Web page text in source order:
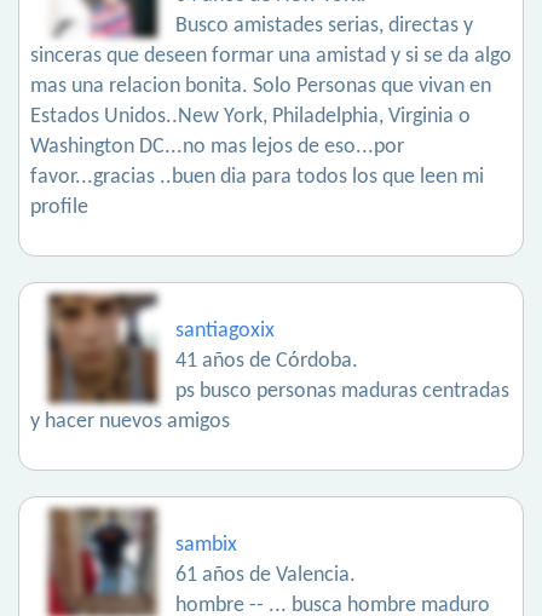
Busco amistades serias, directas y
sinceras que deseen formar una amistad y si se da algo
mas una relacion bonita. Solo Personas que vivan en
Estados Unidos..New York, Philadelphia, Virginia o
Washington DC...no mas lejos de eso...por
favor...gracias ..buen dia para todos los que leen mi
profile
santiagoxix
41 años de Córdoba.
ps busco personas maduras centradas
y hacer nuevos amigos
sambix
61 años de Valencia.
hombre -- ... busca hombre maduro